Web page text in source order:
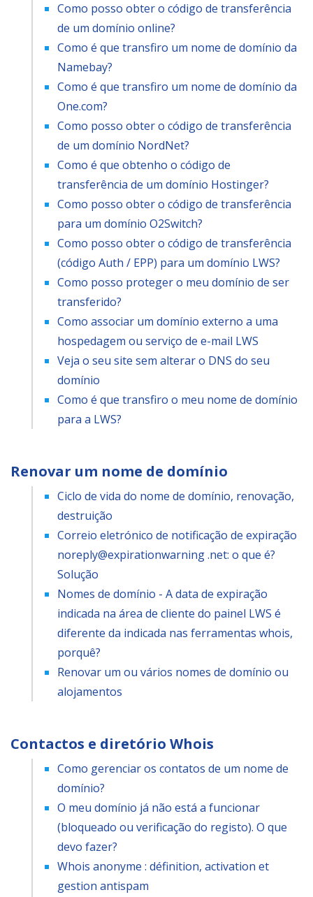
Como posso obter o código de transferência
de um domínio online?
Como é que transfiro um nome de domínio da
Namebay?
Como é que transfiro um nome de domínio da
One.com?
Como posso obter o código de transferência
de um domínio NordNet?
Como é que obtenho o código de
transferência de um domínio Hostinger?
Como posso obter o código de transferência
para um domínio O2Switch?
Como posso obter o código de transferência
(código Auth / EPP) para um domínio LWS?
Como posso proteger o meu domínio de ser
transferido?
Como associar um domínio externo a uma
hospedagem ou serviço de e-mail LWS
Veja o seu site sem alterar o DNS do seu
domínio
Como é que transfiro o meu nome de domínio
para a LWS?
Renovar um nome de domínio
Ciclo de vida do nome de domínio, renovação,
destruição
Correio eletrónico de notificação de expiração
noreply@expirationwarning .net: o que é?
Solução
Nomes de domínio - A data de expiração
indicada na área de cliente do painel LWS é
diferente da indicada nas ferramentas whois,
porquê?
Renovar um ou vários nomes de domínio ou
alojamentos
Contactos e diretório Whois
Como gerenciar os contatos de um nome de
domínio?
O meu domínio já não está a funcionar
(bloqueado ou verificação do registo). O que
devo fazer?
Whois anonyme : définition, activation et
gestion antispam